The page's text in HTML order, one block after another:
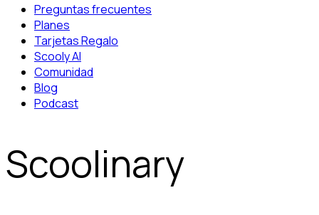
Preguntas frecuentes
Planes
Tarjetas Regalo
Scooly AI
Comunidad
Blog
Podcast
Scoolinary